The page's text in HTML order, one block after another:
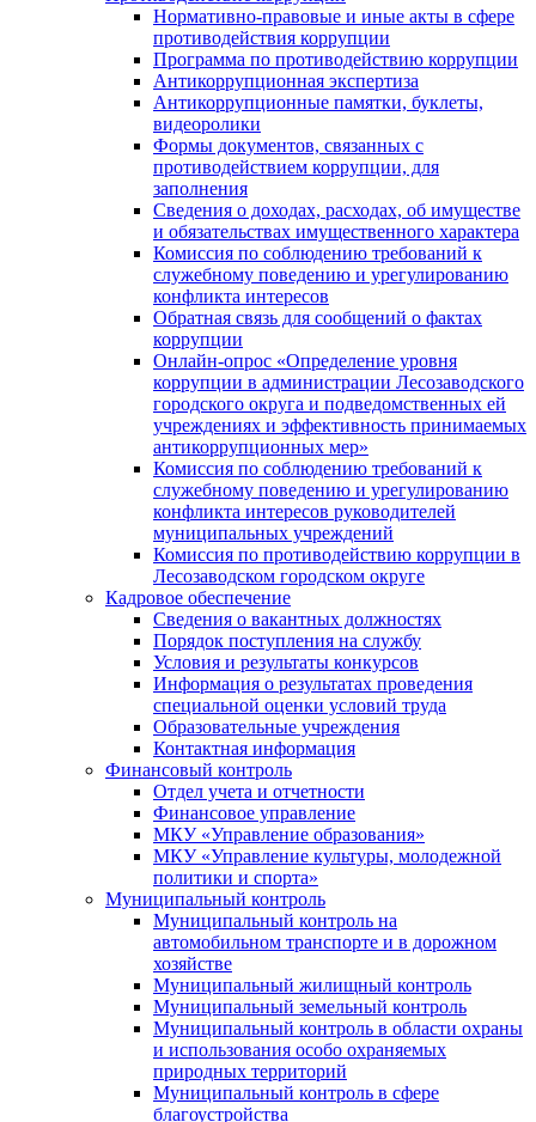
Нормативно-правовые и иные акты в сфере
противодействия коррупции
Программа по противодействию коррупции
Антикоррупционная экспертиза
Антикоррупционные памятки, буклеты,
видеоролики
Формы документов, связанных с
противодействием коррупции, для
заполнения
Сведения о доходах, расходах, об имуществе
и обязательствах имущественного характера
Комиссия по соблюдению требований к
служебному поведению и урегулированию
конфликта интересов
Обратная связь для сообщений о фактах
коррупции
Онлайн-опрос «Определение уровня
коррупции в администрации Лесозаводского
городского округа и подведомственных ей
учреждениях и эффективность принимаемых
антикоррупционных мер»
Комиссия по соблюдению требований к
служебному поведению и урегулированию
конфликта интересов руководителей
муниципальных учреждений
Комиссия по противодействию коррупции в
Лесозаводском городском округе
Кадровое обеспечение
Сведения о вакантных должностях
Порядок поступления на службу
Условия и результаты конкурсов
Информация о результатах проведения
специальной оценки условий труда
Образовательные учреждения
Контактная информация
Финансовый контроль
Отдел учета и отчетности
Финансовое управление
МКУ «Управление образования»
МКУ «Управление культуры, молодежной
политики и спорта»
Муниципальный контроль
Муниципальный контроль на
автомобильном транспорте и в дорожном
хозяйстве
Муниципальный жилищный контроль
Муниципальный земельный контроль
Муниципальный контроль в области охраны
и использования особо охраняемых
природных территорий
Муниципальный контроль в сфере
благоустройства